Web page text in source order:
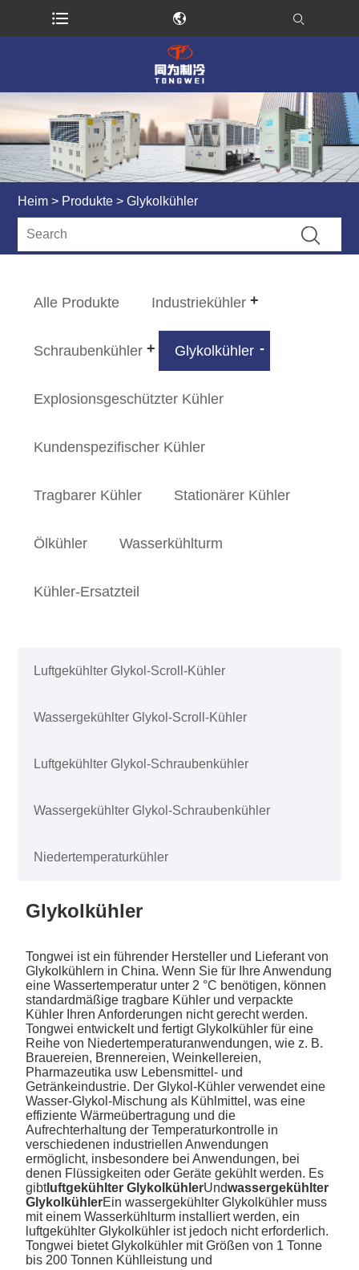
Heim > Produkte > Glykolkühler
Alle Produkte Industriekühler
Schraubenkühler Glykolkühler
Explosionsgeschützter Kühler
Kundenspezifischer Kühler
Tragbarer Kühler Stationärer Kühler
Ölkühler Wasserkühlturm
Kühler-Ersatzteil
Luftgekühlter Glykol-Scroll-Kühler
Wassergekühlter Glykol-Scroll-Kühler
Luftgekühlter Glykol-Schraubenkühler
Wassergekühlter Glykol-Schraubenkühler
Niedertemperaturkühler
Glykolkühler
Tongwei ist ein führender Hersteller und Lieferant von
Glykolkühlern in China. Wenn Sie für Ihre Anwendung
eine Wassertemperatur unter 2 °C benötigen, können
standardmäßige tragbare Kühler und verpackte
Kühler Ihren Anforderungen nicht gerecht werden.
Tongwei entwickelt und fertigt Glykolkühler für eine
Reihe von Niedertemperaturanwendungen, wie z. B.
Brauereien, Brennereien, Weinkellereien,
Pharmazeutika usw Lebensmittel- und
Getränkeindustrie. Der Glykol-Kühler verwendet eine
Wasser-Glykol-Mischung als Kühlmittel, was eine
effiziente Wärmeübertragung und die
Aufrechterhaltung der Temperaturkontrolle in
verschiedenen industriellen Anwendungen
ermöglicht, insbesondere bei Anwendungen, bei
denen Flüssigkeiten oder Geräte gekühlt werden. Es
gibtluftgekühlter GlykolkühlerUndwassergekühlter
GlykolkühlerEin wassergekühlter Glykolkühler muss
mit einem Wasserkühlturm installiert werden, ein
luftgekühlter Glykolkühler ist jedoch nicht erforderlich.
Tongwei bietet Glykolkühler mit Größen von 1 Tonne
bis 200 Tonnen Kühlleistung und